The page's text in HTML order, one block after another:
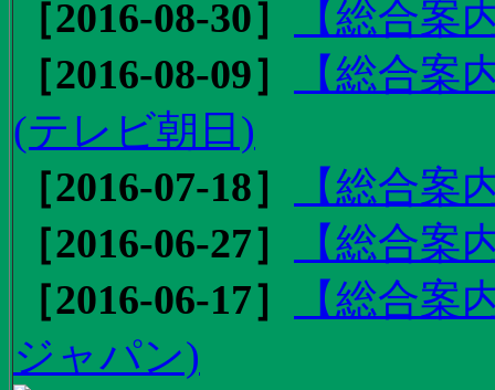
［2016-08-30］
【総合
［2016-08-09］
【総合
(テレビ朝日)
［2016-07-18］
【総合案
［2016-06-27］
【総合案
［2016-06-17］
【総合
ジャパン)